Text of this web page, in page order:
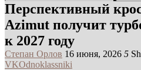
Перспективный
Azimut получит
к 2027 году
Степан Орлов 16 июня, 2026 5
VKOdnoklassniki